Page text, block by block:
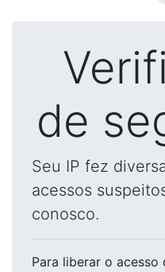
de
Seu IP fez
acessos
conosco.
Para liberar o acesso